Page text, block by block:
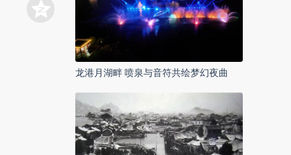
龙港月湖畔 喷泉与音符共绘梦幻夜曲